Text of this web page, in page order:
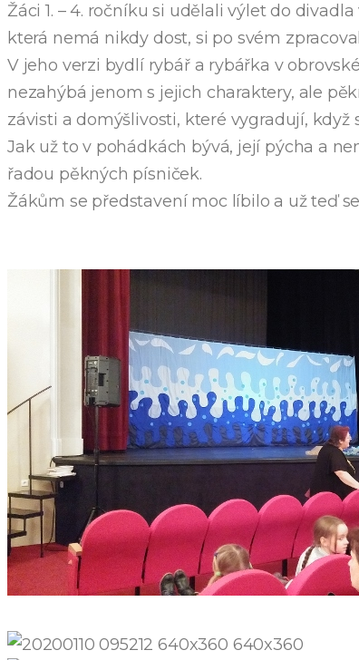
Žáci 1. – 4. ročníku si udělali výlet do
která nemá nikdy dost, si po svém
V jeho verzi bydlí rybář a rybářka v
nezahýbá jenom s jejich charaktery, ale
závisti a domýšlivosti, které vygradují,
Jak už to v pohádkách bývá, její pýcha a
řadou pěkných písniček.
Žákům se představení moc líbilo a už teď